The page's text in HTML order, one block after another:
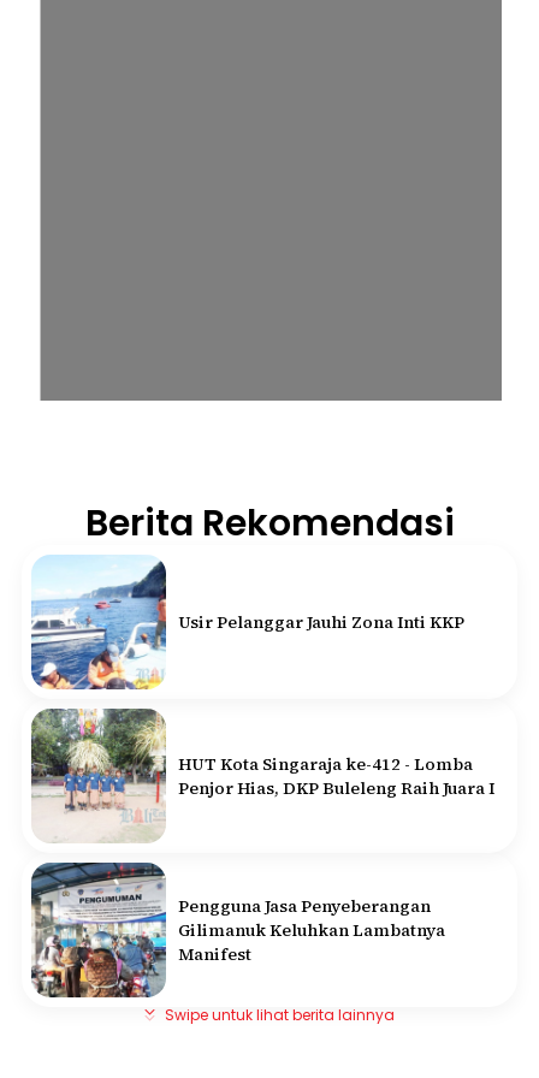
Berita Rekomendasi
Usir Pelanggar Jauhi Zona Inti KKP
HUT Kota Singaraja ke-412 - Lomba
Penjor Hias, DKP Buleleng Raih Juara I
Pengguna Jasa Penyeberangan
Gilimanuk Keluhkan Lambatnya
Manifest
Swipe untuk lihat berita lainnya